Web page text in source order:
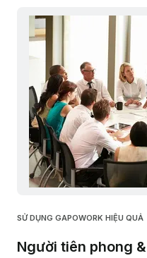
SỬ DỤNG GAPOWORK HIỆU QUẢ
Người tiên phong